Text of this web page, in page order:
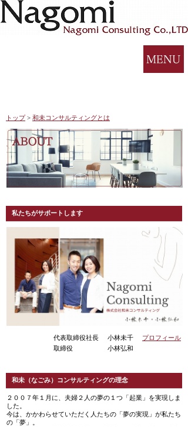
トップ > 和未コンサルティングとは
私たちがサポートします
代表取締役社長 小林未千
プロフィール
取締役
小林弘和
和未（なごみ）コンサルティングの理念
２００７年１月に、夫婦２人の夢の１つ「起業」を実現しま
した。
今は、かかわらせていただく人たちの「夢の実現」が私たち
の「夢」。